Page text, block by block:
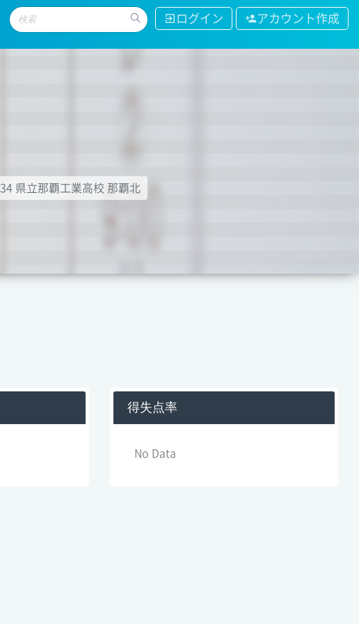
ログイン アカウント作成
34 県立那覇工業高校 那覇北
得失点率
No Data